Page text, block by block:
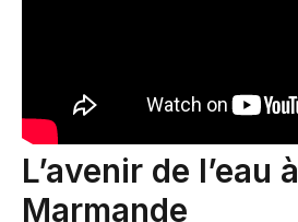
L’avenir de l’eau à
Marmande